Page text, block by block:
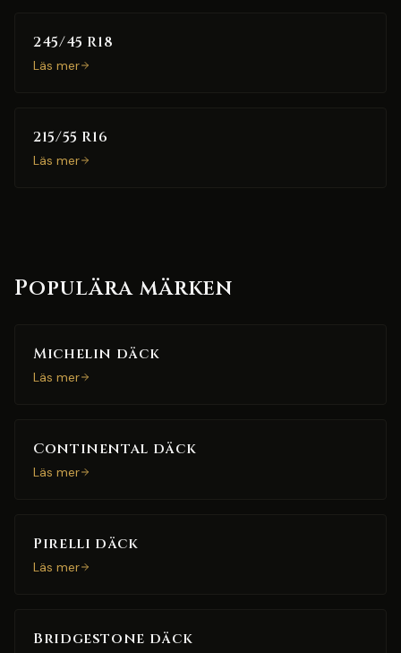
245/45 R18
Läs mer
215/55 R16
Läs mer
Populära märken
Michelin däck
Läs mer
Continental däck
Läs mer
Pirelli däck
Läs mer
Bridgestone däck